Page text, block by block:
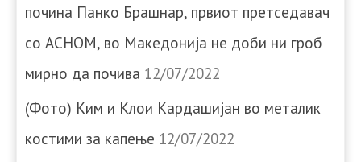
почина Панко Брашнар, првиот претседавач
со АСНОМ, во Македонија не доби ни гроб
мирно да почива 12/07/2022
(Фото) Ким и Клои Кардашијан во металик
костими за капење 12/07/2022